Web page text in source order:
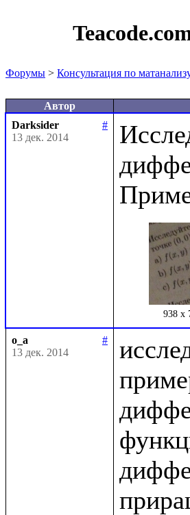
Форумы > Консультация по
Автор
Darksider
#
13 дек. 2014
938 x
o_a
#
13 дек. 2014